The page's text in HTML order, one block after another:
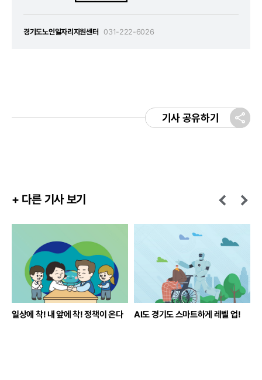
경기도노인일자리지원센터 031-222-6026
기사 공유하기
+ 다른 기사 보기
일상에 착! 내 앞에 착! 정책이 온다 AI도 경기도 스마트하게 레벨 업!